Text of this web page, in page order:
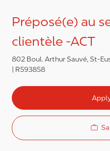
Préposé(e) au
clientèle -ACT
802 Boul. Arthur Sauvé, St-
R593858